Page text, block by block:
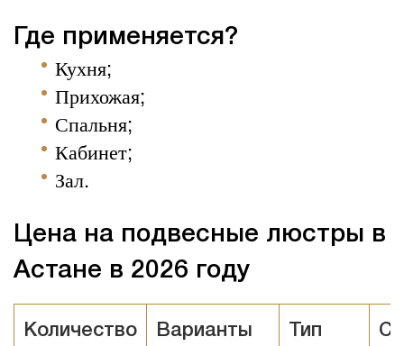
Где применяется?
Кухня;
Прихожая;
Спальня;
Кабинет;
Зал.
Цена на подвесные люстры в
Астане в 2026 году
Количество
Варианты
Тип